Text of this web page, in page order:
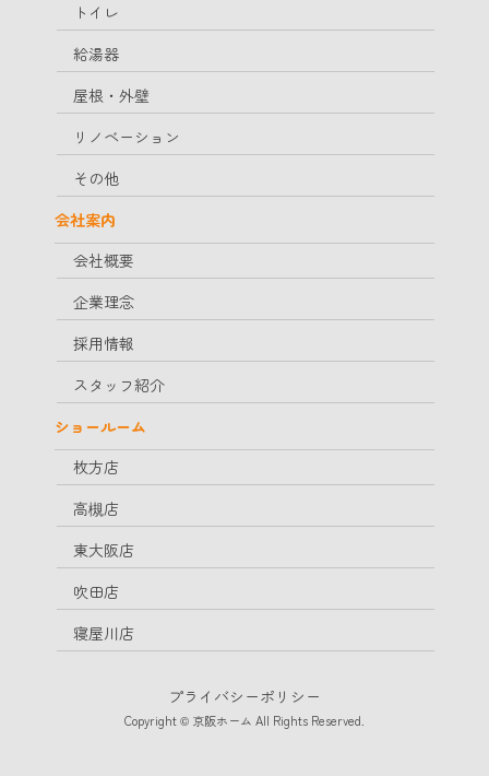
トイレ
給湯器
屋根・外壁
リノベーション
その他
会社案内
会社概要
企業理念
採用情報
スタッフ紹介
ショールーム
枚方店
高槻店
東大阪店
吹田店
寝屋川店
プライバシーポリシー
Copyright © 京阪ホーム All Rights Reserved.